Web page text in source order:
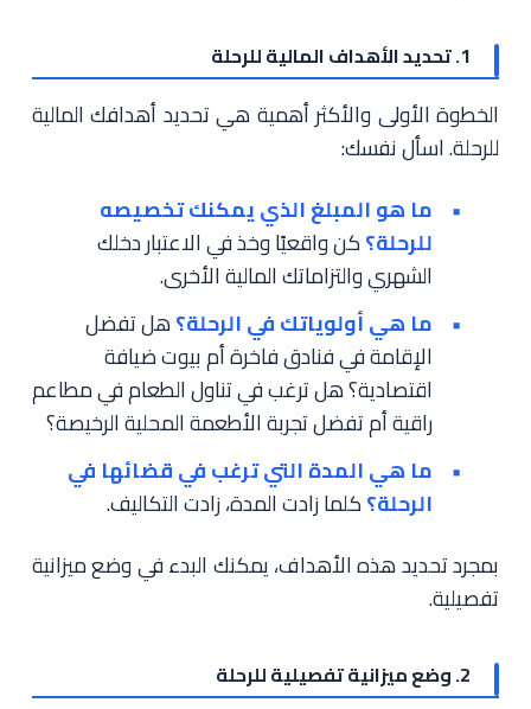
1. تحديد الأهداف المالية للرحلة
الخطوة الأولى والأكثر أهمية هي تحديد أهدافك المالية
للرحلة. اسأل نفسك:
ما هو المبلغ الذي يمكنك تخصيصه
للرحلة؟كن واقعيًا وخذ في الاعتبار دخلك
الشهري والتزاماتك المالية الأخرى.
ما هي أولوياتك في الرحلة؟هل تفضل
الإقامة في فنادق فاخرة أم بيوت ضيافة
اقتصادية؟ هل ترغب في تناول الطعام في مطاعم
راقية أم تفضل تجربة الأطعمة المحلية الرخيصة؟
ما هي المدة التي ترغب في قضائها في
الرحلة؟كلما زادت المدة، زادت التكاليف.
بمجرد تحديد هذه الأهداف، يمكنك البدء في وضع ميزانية
تفصيلية.
2. وضع ميزانية تفصيلية للرحلة